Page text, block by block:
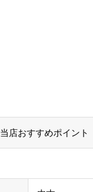
当店おすすめポイント